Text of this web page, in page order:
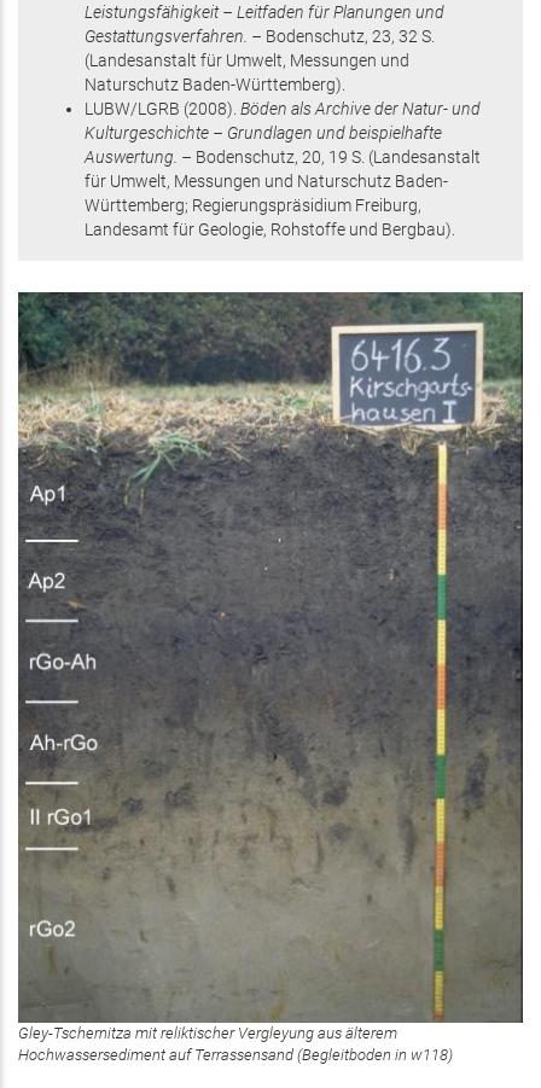
Leistungsfähigkeit – Leitfaden für Planungen und
Gestattungsverfahren. – Bodenschutz, 23, 32 S.
(Landesanstalt für Umwelt, Messungen und
Naturschutz Baden-Württemberg).
LUBW/LGRB (2008). Böden als Archive der Natur- und
Kulturgeschichte – Grundlagen und beispielhafte
Auswertung. – Bodenschutz, 20, 19 S. (Landesanstalt
für Umwelt, Messungen und Naturschutz Baden-
Württemberg; Regierungspräsidium Freiburg,
Landesamt für Geologie, Rohstoffe und Bergbau).
Gley-Tschernitza mit reliktischer Vergleyung aus älterem
Hochwassersediment auf Terrassensand (Begleitboden in w118)